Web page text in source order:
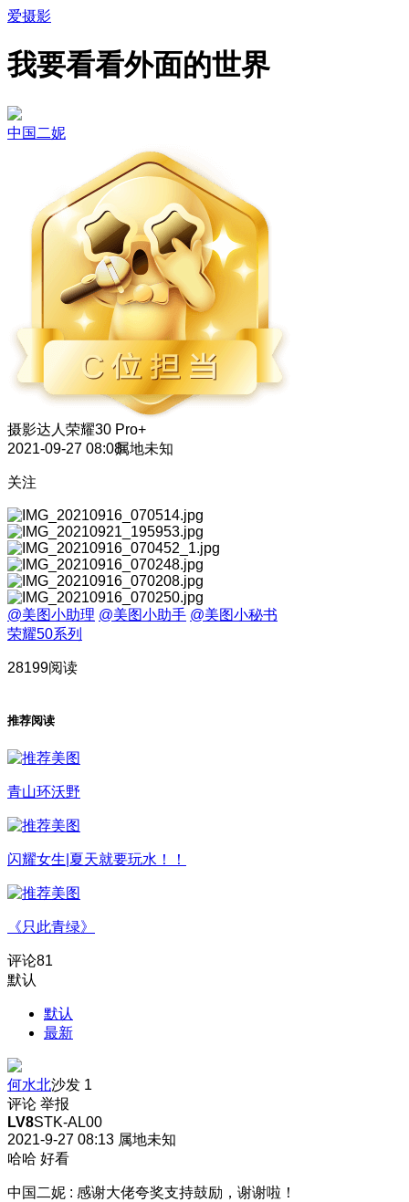
爱摄影
我要看看外面的世界
中国二妮
摄影达人 荣耀30 Pro+
2021-09-27 08:08属地未知
关注
@美图小助理 @美图小助手 @美图小秘书
荣耀50系列
28199阅读
推荐阅读
青山环沃野
闪耀女生|夏天就要玩水！！
《只此青绿》
评论81
默认
默认
最新
何水北沙发 1
评论 举报
LV8STK-AL00
2021-9-27 08:13 属地未知
哈哈 好看
中国二妮 : 感谢大佬夸奖支持鼓励，谢谢啦！